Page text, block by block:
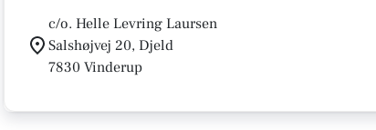
c/o. Helle Levring Laursen
Salshøjvej 20, Djeld
7830 Vinderup